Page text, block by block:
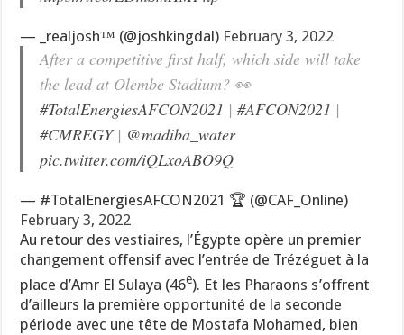
— _realjosh™️ (@joshkingdal) February 3, 2022
After a competitive first half, which side will take
the lead at Olembe Stadium? 👀
#TotalEnergiesAFCON2021 |#AFCON2021 |
#CMREGY| @madiba_water
pic.twitter.com/iQLxoABO9Q
— #TotalEnergiesAFCON2021 🏆 (@CAF_Online)
February 3, 2022
Au retour des vestiaires, l’Égypte opère un premier
changement offensif avec l’entrée de Trézéguet à la
place d’Amr El Sulaya (46e). Et les Pharaons s’offrent
d’ailleurs la première opportunité de la seconde
période avec une tête de Mostafa Mohamed, bien